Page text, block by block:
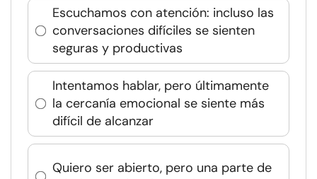
Escuchamos con atención: incluso las
conversaciones difíciles se sienten
seguras y productivas
Intentamos hablar, pero últimamente
la cercanía emocional se siente más
difícil de alcanzar
Quiero ser abierto, pero una parte de